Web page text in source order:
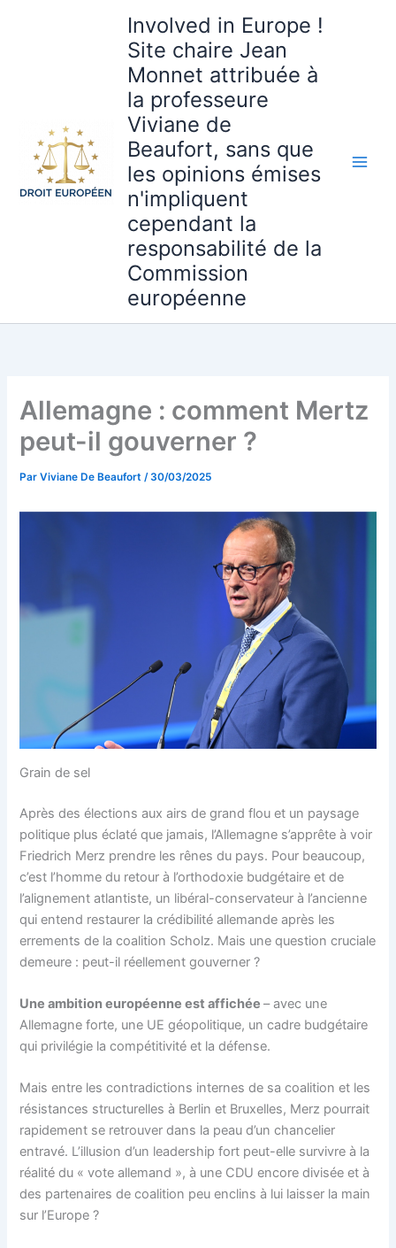
Involved in Europe !
Site chaire Jean
Monnet attribuée à
la professeure
Viviane de
Beaufort, sans que
les opinions émises
n'impliquent
cependant la
responsabilité de la
Commission
européenne
Allemagne : comment Mertz
peut-il gouverner ?
ParViviane De Beaufort/30/03/2025
Grain de sel
Après des élections aux airs de grand flou et un paysage
politique plus éclaté que jamais, l’Allemagne s’apprête à voir
Friedrich Merz prendre les rênes du pays. Pour beaucoup,
c’est l’homme du retour à l’orthodoxie budgétaire et de
l’alignement atlantiste, un libéral-conservateur à l’ancienne
qui entend restaurer la crédibilité allemande après les
errements de la coalition Scholz. Mais une question cruciale
demeure : peut-il réellement gouverner ?
Une ambition européenne est affichée– avec une
Allemagne forte, une UE géopolitique, un cadre budgétaire
qui privilégie la compétitivité et la défense.
Mais entre les contradictions internes de sa coalition et les
résistances structurelles à Berlin et Bruxelles, Merz pourrait
rapidement se retrouver dans la peau d’un chancelier
entravé. L’illusion d’un leadership fort peut-elle survivre à la
réalité du « vote allemand », à une CDU encore divisée et à
des partenaires de coalition peu enclins à lui laisser la main
sur l’Europe ?